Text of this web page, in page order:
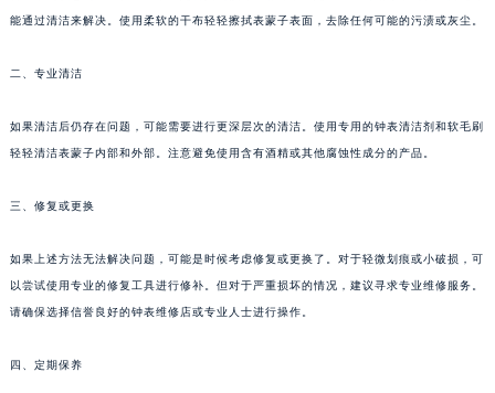
能通过清洁来解决。使用柔软的干布轻轻擦拭表蒙子表面，去除任何可能的污渍或灰尘。
二、专业清洁
如果清洁后仍存在问题，可能需要进行更深层次的清洁。使用专用的钟表清洁剂和软毛刷
轻轻清洁表蒙子内部和外部。注意避免使用含有酒精或其他腐蚀性成分的产品。
三、修复或更换
如果上述方法无法解决问题，可能是时候考虑修复或更换了。对于轻微划痕或小破损，可
以尝试使用专业的修复工具进行修补。但对于严重损坏的情况，建议寻求专业维修服务。
请确保选择信誉良好的钟表维修店或专业人士进行操作。
四、定期保养